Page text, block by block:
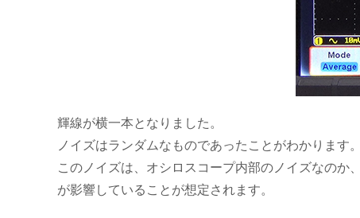
輝線が横一本となりました。
ノイズはランダムなものであったことがわかります。
このノイズは、オシロスコープ内部のノイズなのか
が影響していることが想定されます。